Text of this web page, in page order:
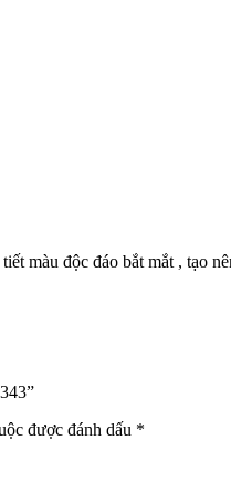
màu độc đáo bắt mắt , tạo
được đánh dấu *